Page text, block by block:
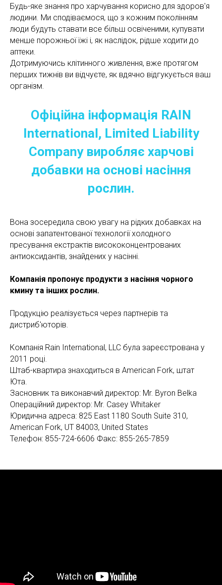
Будь-яке знання про харчування корисно для здоров'я
людини. Ми сподіваємося, що з кожним поколінням
люди будуть ставати все більш освіченими, купувати
менше порожньої їжі і, як наслідок, рідше ходити до
аптеки.
Дотримуючись клітинного живлення, вже протягом
перших тижнів ви відчуєте, як вдячно відгукується ваш
організм.
Офіційна інформація RAIN
International, Limited Liability
Company виробляє харчові
добавки на основі насіння
рослин.
Вона зосередила свою увагу на рідких добавках на
основі запатентованої технології холодного
пресування екстрактів висококонцентрованих
антиоксидантів, знайдених у насінні.
Компанія пропонує продукти з насіння чорного
кмину та інших рослин.
Продукцію реалізується через партнерів та
дистриб'юторів.
Компанія Rain International, LLC була зареєстрована у
2011 році.
Штаб-квартира знаходиться в American Fork, штат
Юта.
Засновник та виконавчий директор: Mr. Byron Belka
Операційний директор: Mr. Casey Whitaker
Юридична адреса: 825 East 1180 South Suite 310,
American Fork, UT 84003, United States
Телефон: 855-724-6606 Факс: 855-265-7859